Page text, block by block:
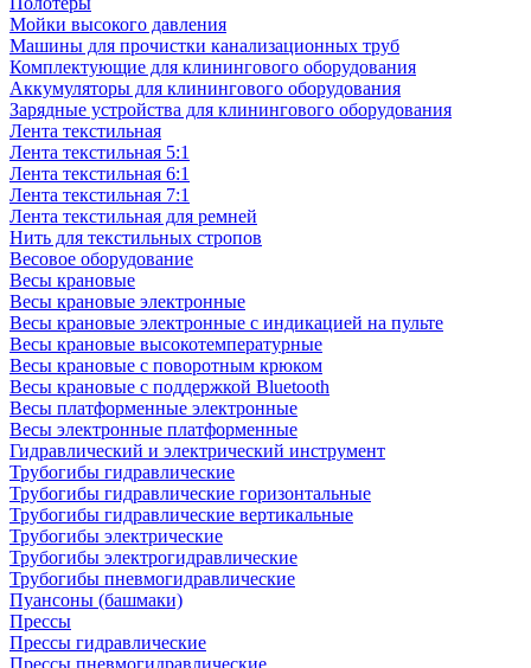
Мойки высокого давления
Машины для прочистки канализационных труб
Комплектующие для клинингового оборудования
Аккумуляторы для клинингового оборудования
Зарядные устройства для клинингового оборудования
Лента текстильная
Лента текстильная 5:1
Лента текстильная 6:1
Лента текстильная 7:1
Лента текстильная для ремней
Нить для текстильных стропов
Весовое оборудование
Весы крановые
Весы крановые электронные
Весы крановые электронные с индикацией на пульте
Весы крановые высокотемпературные
Весы крановые с поворотным крюком
Весы крановые с поддержкой Bluetooth
Весы платформенные электронные
Весы электронные платформенные
Гидравлический и электрический инструмент
Трубогибы гидравлические
Трубогибы гидравлические горизонтальные
Трубогибы гидравлические вертикальные
Трубогибы электрические
Трубогибы электрогидравлические
Трубогибы пневмогидравлические
Пуансоны (башмаки)
Прессы
Прессы гидравлические
Прессы пневмогидравлические